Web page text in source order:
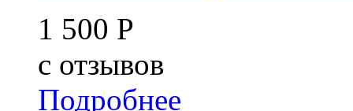
1 500 Р
c отзывов
Подробнее